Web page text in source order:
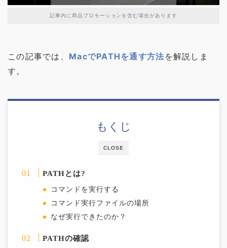
記事内に商品プロモーションを含む場合があります
この記事では、 MacでPATHを通す方法 を解説しま
す。
CLOSE
もくじ
PATHとは?
コマンドを実行する
コマンド実行ファイルの場所
なぜ実行できたのか？
PATHの確認